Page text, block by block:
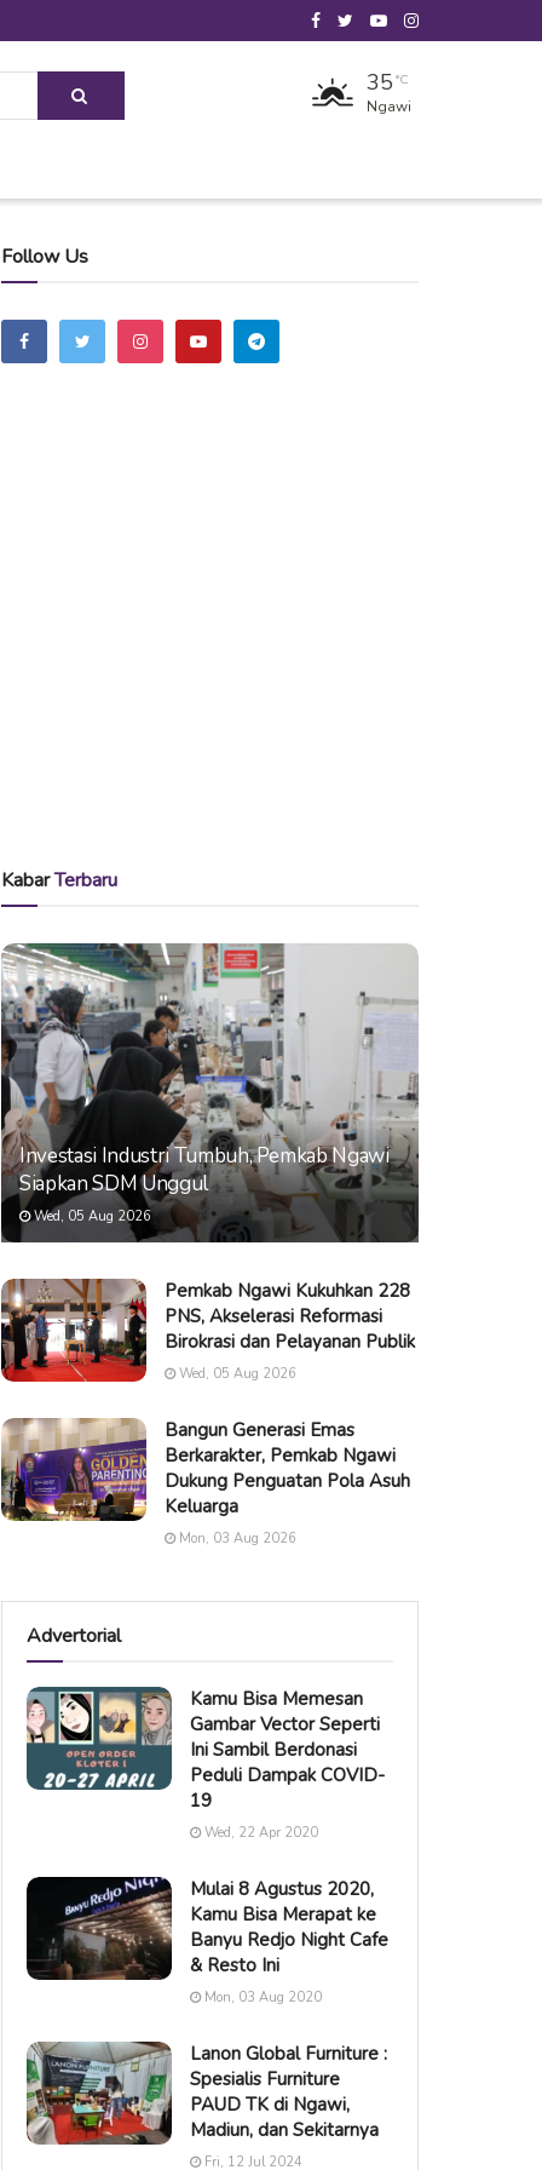
35 °C
Ngawi
Follow Us
KabarTerbaru
Investasi Industri Tumbuh, Pemkab Ngawi
Siapkan SDM Unggul
Wed, 05 Aug 2026
Pemkab Ngawi Kukuhkan 228
PNS, Akselerasi Reformasi
Birokrasi dan Pelayanan Publik
Wed, 05 Aug 2026
Bangun Generasi Emas
Berkarakter, Pemkab Ngawi
Dukung Penguatan Pola Asuh
Keluarga
Mon, 03 Aug 2026
Advertorial
Kamu Bisa Memesan
Gambar Vector Seperti
Ini Sambil Berdonasi
Peduli Dampak COVID-
19
Wed, 22 Apr 2020
Mulai 8 Agustus 2020,
Kamu Bisa Merapat ke
Banyu Redjo Night Cafe
& Resto Ini
Mon, 03 Aug 2020
Lanon Global Furniture :
Spesialis Furniture
PAUD TK di Ngawi,
Madiun, dan Sekitarnya
Fri, 12 Jul 2024